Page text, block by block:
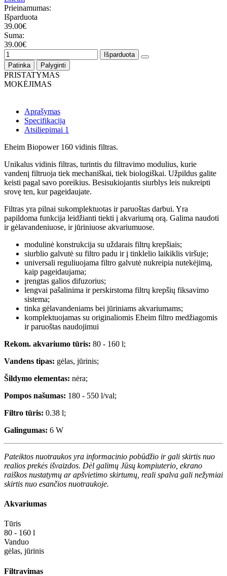
Prieinamumas:
Išparduota
39.00€
Suma:
39.00€
Išparduota
Patinka
Palyginti
PRISTATYMAS
MOKĖJIMAS
Aprašymas
Specifikacija
Atsiliepimai 1
Eheim Biopower 160 vidinis filtras.
Unikalus vidinis filtras, turintis du filtravimo modulius, kurie
vandenį filtruoja tiek mechaniškai, tiek biologiškai. Užpildus galite
keisti pagal savo poreikius. Besisukiojantis siurblys leis nukreipti
srovę ten, kur pageidaujate.
Filtras yra pilnai sukomplektuotas ir paruoštas darbui. Yra
papildoma funkcija leidžianti tiekti į akvariumą orą. Galima naudoti
ir gėlavandeniuose, ir jūriniuose akvariumuose.
modulinė konstrukcija su uždarais filtrų krepšiais;
siurblio galvutė su filtro padu ir į tinklelio laikiklis viršuje;
universali reguliuojama filtro galvutė nukreipia nutekėjimą,
kaip pageidaujama;
įrengtas galios difuzorius;
lengvai pašalinima ir perskirstoma filtrų krepšių fiksavimo
sistema;
tinka gėlavandeniams bei jūriniams akvariumams;
komplektuojamas su originaliomis Eheim filtro medžiagomis
ir paruoštas naudojimui
Rekom. akvariumo tūris: 80 - 160 l;
Vandens tipas: gėlas, jūrinis;
Šildymo elementas: nėra;
Pompos našumas: 180 - 550 l/val;
Filtro tūris: 0.38 l;
Galingumas: 6 W
Pateiktos nuotraukos yra informacinio pobūdžio ir gali skirtis nuo
realios prekės išvaizdos. Dėl galimų Jūsų kompiuterio, ekrano
raiškos nustatymų ar apšvietimo skirtumų, reali spalva gali nežymiai
skirtis nuo esančios nuotraukoje.
Akvariumas
Tūris
80 - 160 l
Vanduo
gėlas, jūrinis
Filtravimas